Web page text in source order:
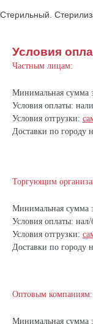
Стерильный.
Условия
Частным лицам:
Минимальная сумма
Условия оплаты:
Условия отгрузки:
Доставки по городу
Торгующим
Минимальная сумма
Условия оплаты: нал/
Условия отгрузки:
Доставки по городу
Оптовым компаниям:
Минимальная сумма